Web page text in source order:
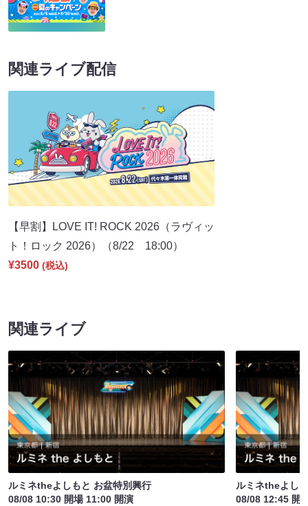
関連ライブ配信
【早割】LOVE IT! ROCK 2026（ラヴィッ
ト！ロック 2026）（8/22 18:00）
¥3500 (税込)
関連ライブ
ルミネtheよしもと お盆特別興行
08/08 10:30 開場 11:00 開演
ルミネtheよし
08/08 12:45 開